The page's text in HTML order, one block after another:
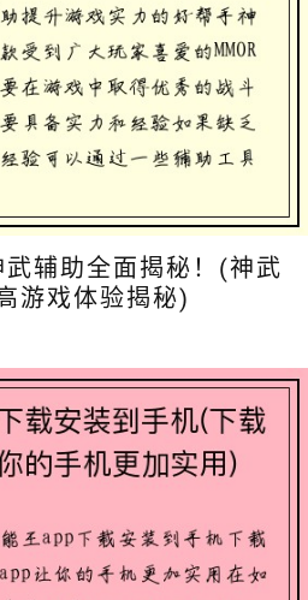
辅助全面揭秘！(神武
游戏体验揭秘)